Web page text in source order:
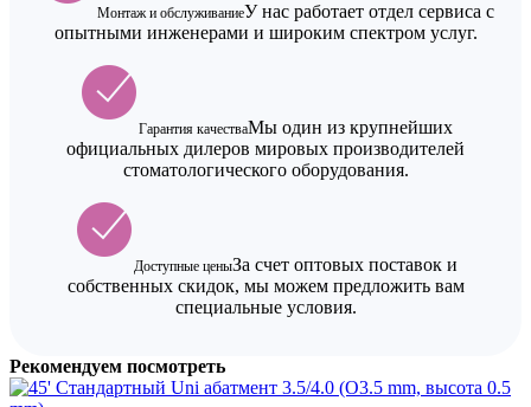
Монтаж и обслуживаниеУ нас работает отдел сервиса с
опытными инженерами и широким спектром услуг.
Гарантия качестваМы один из крупнейших
официальных дилеров мировых производителей
стоматологического оборудования.
Доступные ценыЗа счет оптовых поставок и
собственных скидок, мы можем предложить вам
специальные условия.
Рекомендуем посмотреть